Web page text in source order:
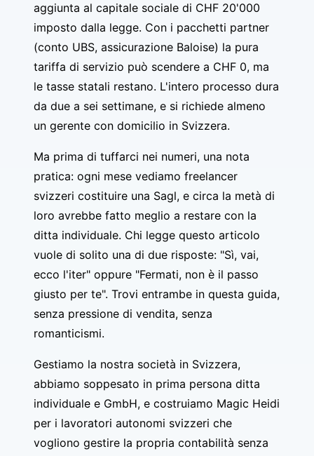
aggiunta al capitale sociale di CHF 20'000
imposto dalla legge. Con i pacchetti partner
(conto UBS, assicurazione Baloise) la pura
tariffa di servizio può scendere a CHF 0, ma
le tasse statali restano. L'intero processo dura
da due a sei settimane, e si richiede almeno
un gerente con domicilio in Svizzera.
Ma prima di tuffarci nei numeri, una nota
pratica: ogni mese vediamo freelancer
svizzeri costituire una Sagl, e circa la metà di
loro avrebbe fatto meglio a restare con la
ditta individuale. Chi legge questo articolo
vuole di solito una di due risposte: "Sì, vai,
ecco l'iter" oppure "Fermati, non è il passo
giusto per te". Trovi entrambe in questa guida,
senza pressione di vendita, senza
romanticismi.
Gestiamo la nostra società in Svizzera,
abbiamo soppesato in prima persona ditta
individuale e GmbH, e costruiamo Magic Heidi
per i lavoratori autonomi svizzeri che
vogliono gestire la propria contabilità senza